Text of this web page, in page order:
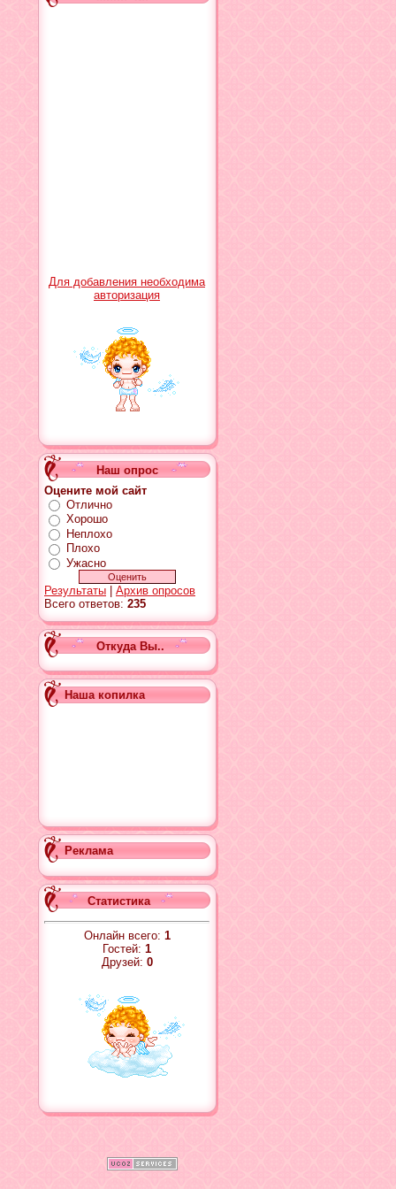
Для добавления необходима
авторизация
Наш опрос
Оцените мой сайт
Отлично
Хорошо
Неплохо
Плохо
Ужасно
Результаты
Архив опросов
Всего ответов: 235
Откуда Вы..
Наша копилка
Реклама
Статистика
Онлайн всего: 1
Гостей: 1
Друзей: 0